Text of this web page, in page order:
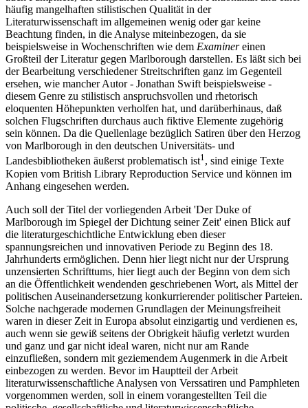
häufig mangelhaften stilistischen Qualität in der
Literaturwissenschaft im allgemeinen wenig oder gar keine
Beachtung finden, in die Analyse miteinbezogen, da sie
beispielsweise in Wochenschriften wie dem Examinereinen
Großteil der Literatur gegen Marlborough darstellen. Es läßt sich bei
der Bearbeitung verschiedener Streitschriften ganz im Gegenteil
ersehen, wie mancher Autor - Jonathan Swift beispielsweise -
diesem Genre zu stilistisch anspruchsvollen und rhetorisch
eloquenten Höhepunkten verholfen hat, und darüberhinaus, daß
solchen Flugschriften durchaus auch fiktive Elemente zugehörig
sein können. Da die Quellenlage bezüglich Satiren über den Herzog
von Marlborough in den deutschen Universitäts- und
Landesbibliotheken äußerst problematisch ist1, sind einige Texte
Kopien vom British Library Reproduction Service und können im
Anhang eingesehen werden.
Auch soll der Titel der vorliegenden Arbeit 'Der Duke of
Marlborough im Spiegel der Dichtung seiner Zeit' einen Blick auf
die literaturgeschichtliche Entwicklung eben dieser
spannungsreichen und innovativen Periode zu Beginn des 18.
Jahrhunderts ermöglichen. Denn hier liegt nicht nur der Ursprung
unzensierten Schrifttums, hier liegt auch der Beginn von dem sich
an die Öffentlichkeit wendenden geschriebenen Wort, als Mittel der
politischen Auseinandersetzung konkurrierender politischer Parteien.
Solche nachgerade modernen Grundlagen der Meinungsfreiheit
waren in dieser Zeit in Europa absolut einzigartig und verdienen es,
auch wenn sie gewiß seitens der Obrigkeit häufig verletzt wurden
und ganz und gar nicht ideal waren, nicht nur am Rande
einzufließen, sondern mit geziemendem Augenmerk in die Arbeit
einbezogen zu werden. Bevor im Hauptteil der Arbeit
literaturwissenschaftliche Analysen von Verssatiren und Pamphleten
vorgenommen werden, soll in einem vorangestellten Teil die